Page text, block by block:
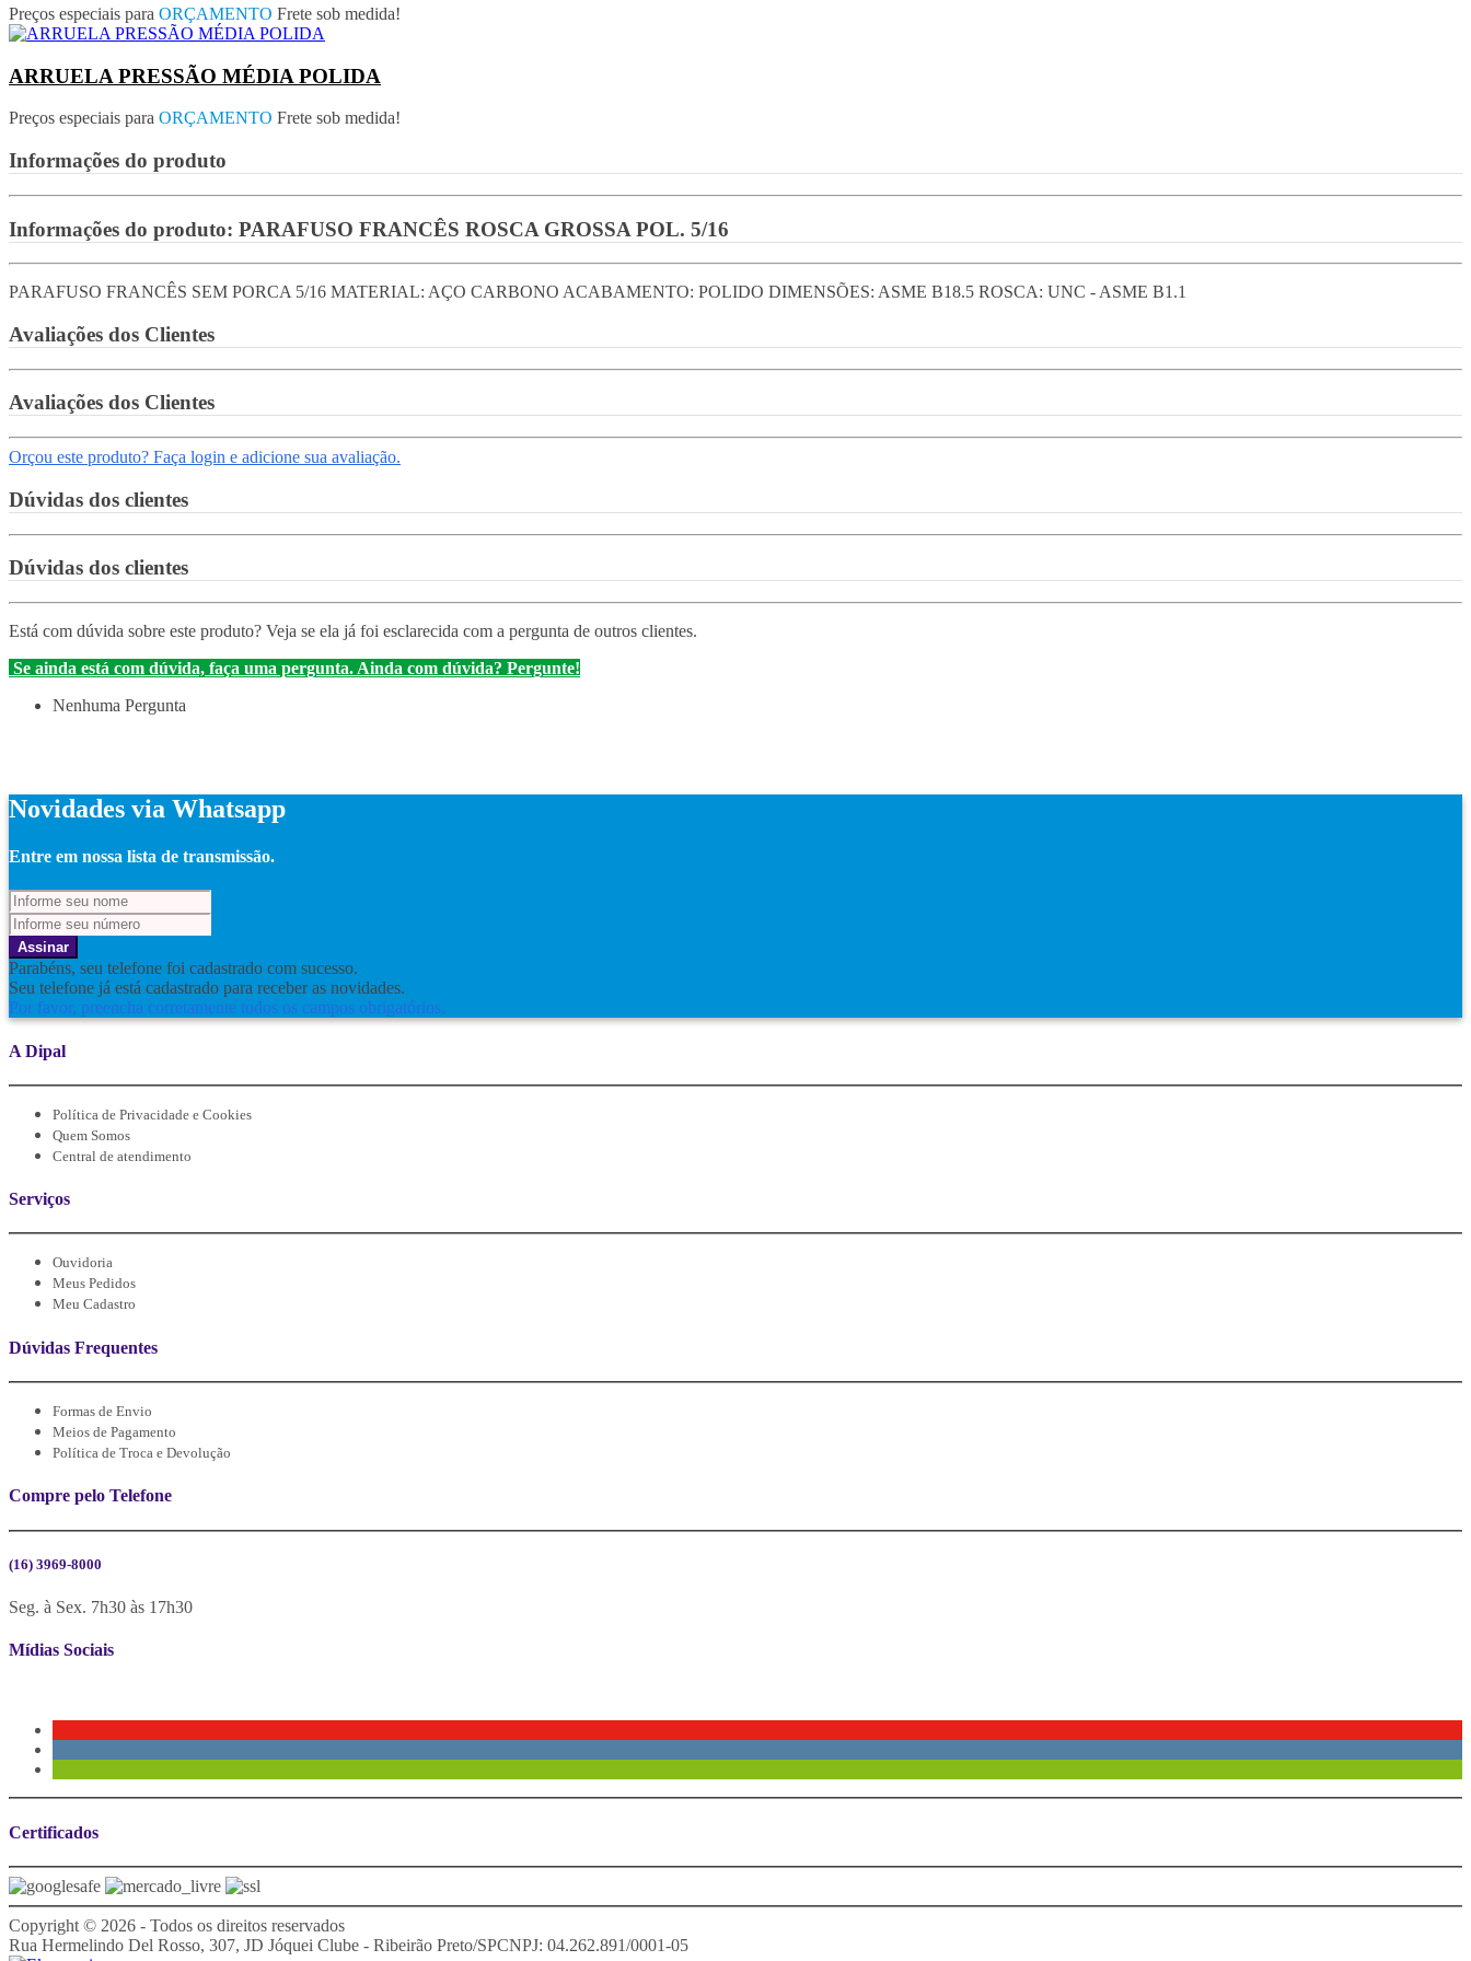
Preços especiais para ORÇAMENTO Frete sob medida!
ARRUELA PRESSÃO MÉDIA POLIDA
Preços especiais para ORÇAMENTO Frete sob medida!
Informações do produto
Informações do produto: PARAFUSO FRANCÊS ROSCA GROSSA POL. 5/16
PARAFUSO FRANCÊS SEM PORCA 5/16 MATERIAL: AÇO CARBONO ACABAMENTO: POLIDO DIMENSÕES: ASME B18.5 ROSCA: UNC - ASME B1.1
Avaliações dos Clientes
Avaliações dos Clientes
Orçou este produto? Faça login e adicione sua avaliação.
Dúvidas dos clientes
Dúvidas dos clientes
Está com dúvida sobre este produto? Veja se ela já foi esclarecida com a pergunta de outros clientes.
Se ainda está com dúvida, faça uma pergunta. Ainda com dúvida? Pergunte!
Nenhuma Pergunta
Novidades via Whatsapp
Entre em nossa lista de transmissão.
Assinar
Parabéns, seu telefone foi cadastrado com sucesso.
Seu telefone já está cadastrado para receber as novidades.
Por favor, preencha corretamente todos os campos obrigatórios.
A Dipal
Política de Privacidade e Cookies
Quem Somos
Central de atendimento
Serviços
Ouvidoria
Meus Pedidos
Meu Cadastro
Dúvidas Frequentes
Formas de Envio
Meios de Pagamento
Política de Troca e Devolução
Compre pelo Telefone
(16) 3969-8000
Seg. à Sex. 7h30 às 17h30
Mídias Sociais
Certificados
Copyright © 2026 - Todos os direitos reservados
Rua Hermelindo Del Rosso, 307, JD Jóquei Clube - Ribeirão Preto/SPCNPJ: 04.262.891/0001-05